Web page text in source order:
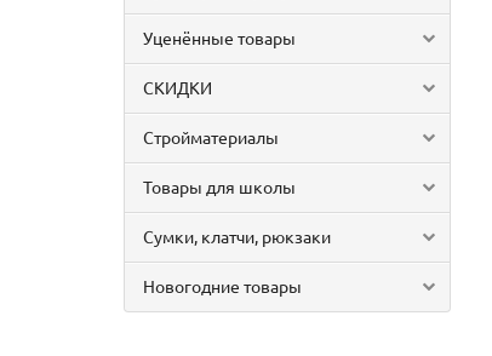
Уценённые товары
СКИДКИ
Стройматериалы
Товары для школы
Сумки, клатчи, рюкзаки
Новогодние товары